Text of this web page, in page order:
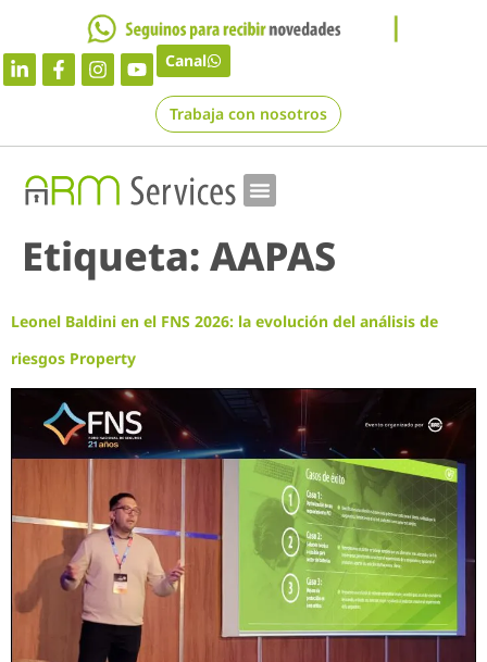
Canal
Trabaja con nosotros
Etiqueta: AAPAS
Leonel Baldini en el FNS 2026: la evolución del análisis de
riesgos Property